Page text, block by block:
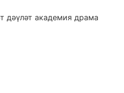
дәүләт академия драма